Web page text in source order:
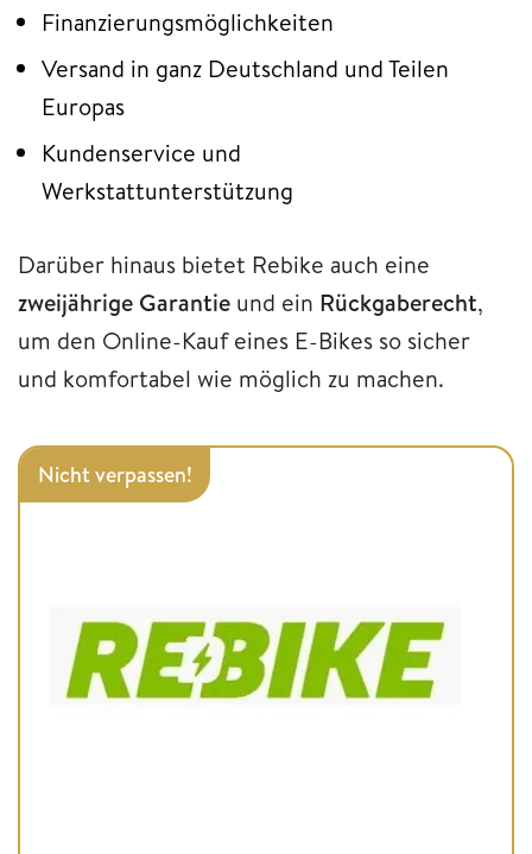
Finanzierungsmöglichkeiten
Versand in ganz Deutschland und Teilen
Europas
Kundenservice und
Werkstattunterstützung
Darüber hinaus bietet Rebike auch eine
zweijährige Garantie und ein Rückgaberecht,
um den Online-Kauf eines E-Bikes so sicher
und komfortabel wie möglich zu machen.
Nicht verpassen!